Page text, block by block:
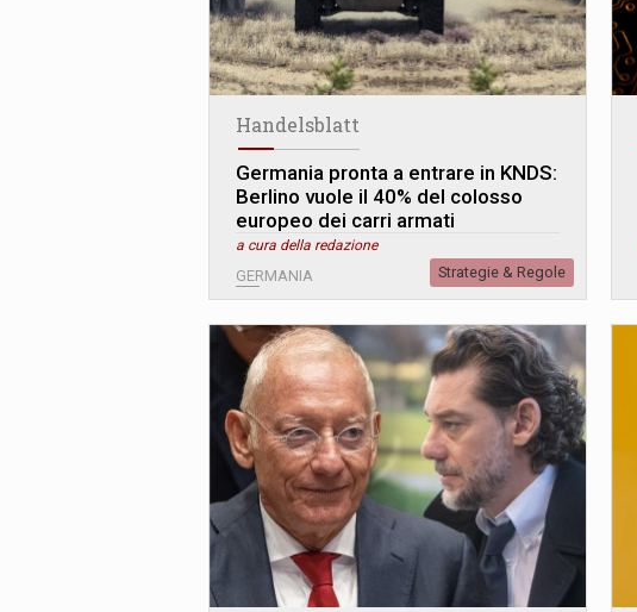
Handelsblatt
Germania pronta a entrare in KNDS:
Berlino vuole il 40% del colosso
europeo dei carri armati
a cura della redazione
GERMANIA Strategie & Regole